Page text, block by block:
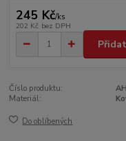
245 Kč/ks
202 Kč bez DPH
Číslo produktu:
Materiál:
Do oblíbených